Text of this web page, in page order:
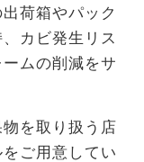
荷箱やパック
カビ発生リス
ムの削減をサ
を取り扱う店
ご用意してい